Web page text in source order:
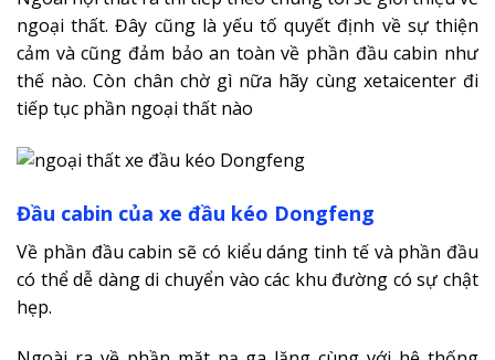
ngoại thất. Đây cũng là yếu tố quyết định về sự thiện
cảm và cũng đảm bảo an toàn về phần đầu cabin như
thế nào. Còn chân chờ gì nữa hãy cùng xetaicenter đi
tiếp tục phần ngoại thất nào
Đầu cabin của xe đầu kéo Dongfeng
Về phần đầu cabin sẽ có kiểu dáng tinh tế và phần đầu
có thể dễ dàng di chuyển vào các khu đường có sự chật
hẹp.